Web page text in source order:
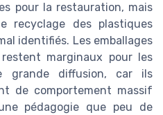
pour la restauration, mais
recyclage des plastiques
identifiés. Les emballages
marginaux pour les
grande diffusion, car ils
de comportement massif
pédagogie que peu de